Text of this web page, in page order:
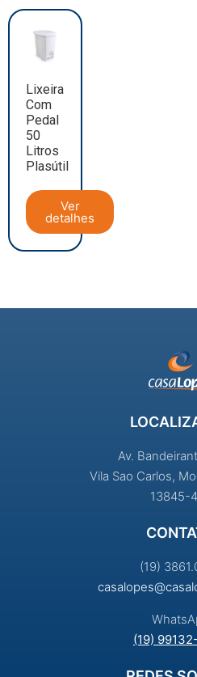
Lixeira
Com
Pedal
50
Litros
Plasútil
Ver
detalhes
Av.
Vila Sao Carlos,
13845-
(19)
(19)